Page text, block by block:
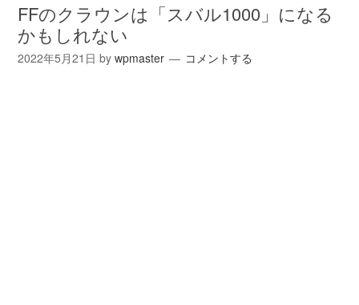
FFのクラウンは「スバル1000」になる
かもしれない
2022年5月21日 bywpmaster コメントする